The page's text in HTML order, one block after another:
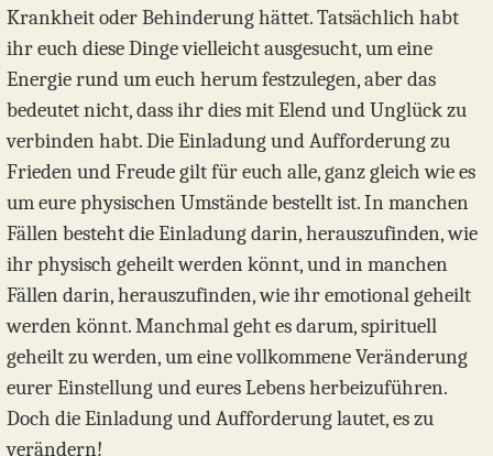
Krankheit oder Behinderung hättet. Tatsächlich habt
ihr euch diese Dinge vielleicht ausgesucht, um eine
Energie rund um euch herum festzulegen, aber das
bedeutet nicht, dass ihr dies mit Elend und Unglück zu
verbinden habt. Die Einladung und Aufforderung zu
Frieden und Freude gilt für euch alle, ganz gleich wie es
um eure physischen Umstände bestellt ist. In manchen
Fällen besteht die Einladung darin, herauszufinden, wie
ihr physisch geheilt werden könnt, und in manchen
Fällen darin, herauszufinden, wie ihr emotional geheilt
werden könnt. Manchmal geht es darum, spirituell
geheilt zu werden, um eine vollkommene Veränderung
eurer Einstellung und eures Lebens herbeizuführen.
Doch die Einladung und Aufforderung lautet, es zu
verändern!